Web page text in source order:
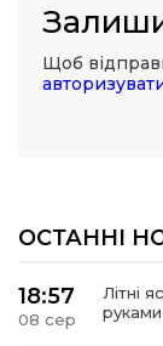
Щоб
ОСТАННІ
18:57
08 сер
Літні
руками